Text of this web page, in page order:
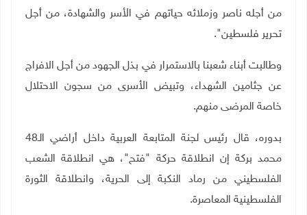
من أجله ناصر وزملائه حياتهم في الأسر والشهادة، من أجل
تحرير فلسطين".
وطالبت أبناء شعبنا بالاستمرار في بذل الجهود من أجل الافراج
عن جثامين الشهداء، وتبيض الأسرى من سجون الاحتلال
خاصة المرضى منهم.
بدوره، قال رئيس لجنة المتابعة العربية داخل أراضي الـ48
محمد بركة إن انطلاقة حركة "فتح"، هي انطلاقة الشعب
الفلسطيني من رماد النكبة إلى الحرية، وانطلاقة الثورة
الفلسطينية المعاصرة.